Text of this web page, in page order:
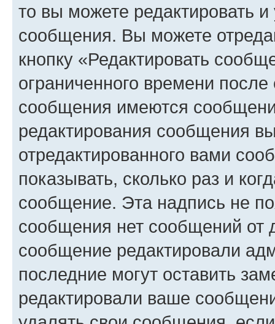
то вы можете редактировать
сообщения. Вы можете
кнопку «Редактировать
ограниченного времени
сообщения имеются
редактирования сообщения
отредактированного вами
показывать, сколько раз и
сообщение. Эта надпись не
сообщения нет сообщений от
сообщение редактировали
последние могут оставить
редактировали ваше